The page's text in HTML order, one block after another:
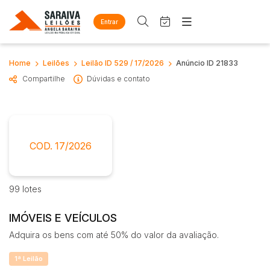
Entrar
Criar conta
Site
Agenda
Busca por categoria
Arma/Segurança
Combustível
Eletros/eletrônicos
Eletrodoméstico
Equipamentos
Busca por palavra-chave
Bairro
Judiciais Extrajudiciais
R$
Home
Home Leilões Leilão ID 529 / 17/2026
Anúncio ID 21833
Compartilhe
Dúvidas e contato
COD. 17/2026
99 lotes
IMÓVEIS E VEÍCULOS
Adquira os bens com até 50% do valor da avaliação.
1ª Leilão